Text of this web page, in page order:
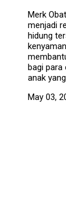
Merk
menjadi
hidung
bagi para
anak
May 03,